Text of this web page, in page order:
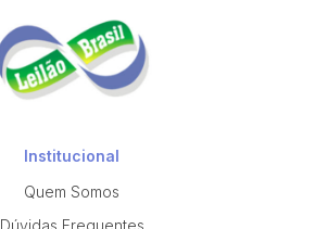
Institucional
Quem Somos